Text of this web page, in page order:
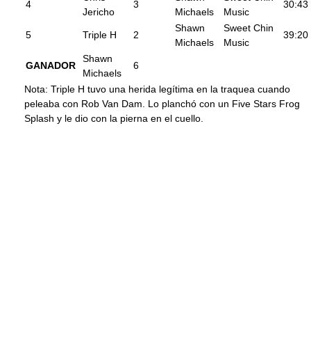
4
Jericho
3
Michaels
Music
30:43
5 Triple H 2
Shawn
Michaels
Sweet Chin
Music
39:20
GANADOR
Shawn
Michaels
6
Nota: Triple H tuvo una herida legítima en la traquea cuando
peleaba con Rob Van Dam. Lo planchó con un Five Stars Frog
Splash y le dio con la pierna en el cuello.